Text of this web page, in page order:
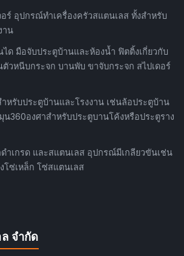
ร์ อุปกรณ์ทำเครื่องครัวสแตนเลส ทั้งสำหรับ
าน
ด มือจับประตูบ้านและห้องน้ำ ฟิตติ้งเกี่ยวกับ
วหนีบกระจก บานพับ ขาจับกระจก สไปเดอร์
หรับประตูบ้านและโรงงาน เช่นล้อประตูบ้าน
360องศาสำหรับประตูบานโค้งหรือประตูราง
ำเกรด และสแตนเลส อุปกรณ์มีเกลียวขันเช่น
โซ่เหล็ก โซ่สแตนเลส
จำกัด